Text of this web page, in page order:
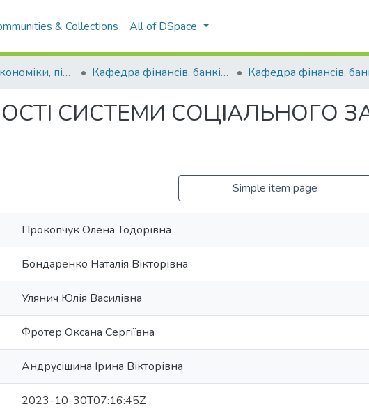
& Collections All of DSpace
Факультет економіки, підприємництва та інформаційних технологій Кафедра фінансів, банківської справи та страхування
СИСТЕМИ СОЦІАЛЬНОГО
Simple item page
Прокопчук Олена Тодорівна
Бондаренко Наталія Вікторівна
Улянич Юлія Василівна
Фротер Оксана Сергіївна
Андрусішина Ірина Вікторівна
2023-10-30T07:16:45Z